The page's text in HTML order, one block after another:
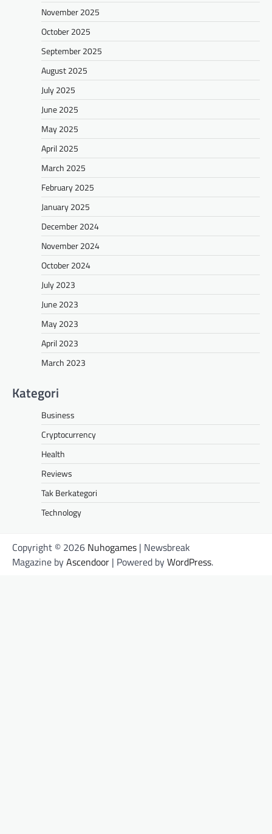
November 2025
October 2025
September 2025
August 2025
July 2025
June 2025
May 2025
April 2025
March 2025
February 2025
January 2025
December 2024
November 2024
October 2024
July 2023
June 2023
May 2023
April 2023
March 2023
Kategori
Business
Cryptocurrency
Health
Reviews
Tak Berkategori
Technology
Copyright © 2026 Nuhogames | Newsbreak
Magazine byAscendoor | Powered byWordPress.